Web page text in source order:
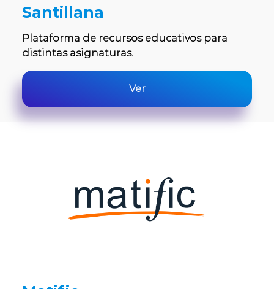
Santillana
Plataforma de recursos educativos para
distintas asignaturas.
Ver